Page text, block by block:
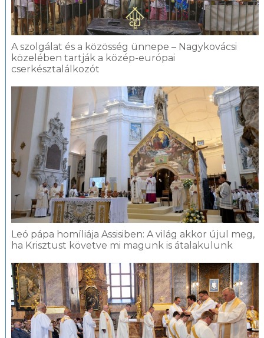
A szolgálat és a közösség ünnepe – Nagykovácsi
közelében tartják a közép-európai
cserkésztalálkozót
Leó pápa homíliája Assisiben: A világ akkor újul meg,
ha Krisztust követve mi magunk is átalakulunk